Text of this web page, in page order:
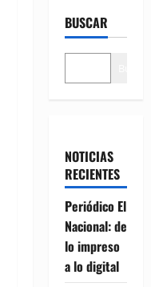
BUSCAR
NOTICIAS
RECIENTES
Periódico El
Nacional: de
lo impreso
a lo digital